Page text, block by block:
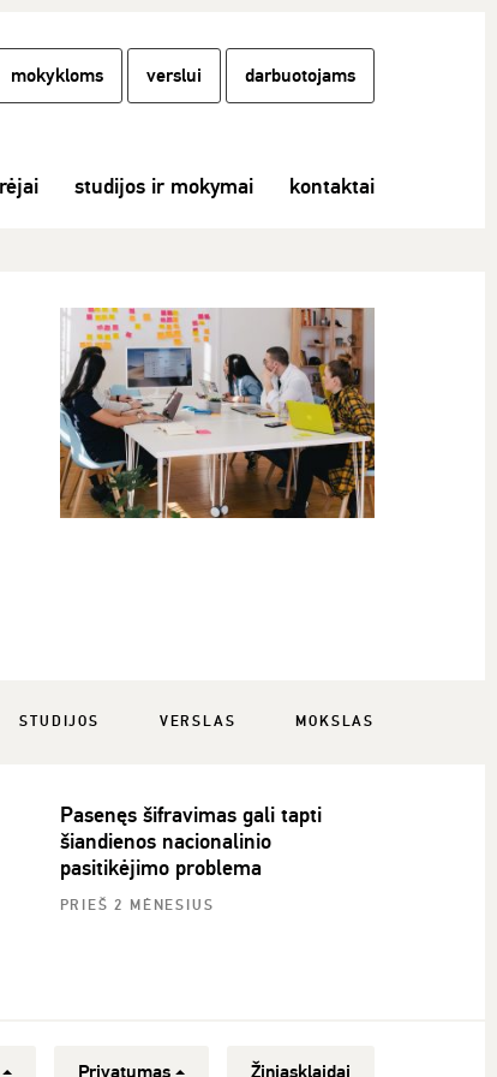
mokykloms verslui darbuotojams
studijos ir mokymai kontaktai
STUDIJOS VERSLAS MOKSLAS
Pasenęs šifravimas gali tapti
šiandienos nacionalinio
pasitikėjimo problema
PRIEŠ 2 MĖNESIUS
Privatumas Žiniasklaidai